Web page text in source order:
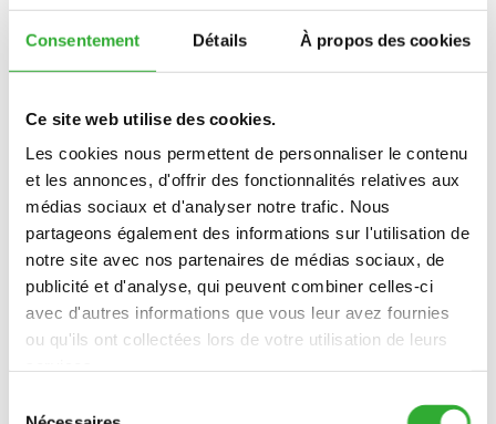
Consentement Détails À propos des cookies
Ce site web utilise des cookies.
Les cookies nous permettent de personnaliser le contenu
et les annonces, d'offrir des fonctionnalités relatives aux
médias sociaux et d'analyser notre trafic. Nous
partageons également des informations sur l'utilisation de
notre site avec nos partenaires de médias sociaux, de
publicité et d'analyse, qui peuvent combiner celles-ci
avec d'autres informations que vous leur avez fournies
ou qu'ils ont collectées lors de votre utilisation de leurs
DÉCOUVREZ
FOURCHE
À
PALETTES
AVEC
RÉGLAGE
HYDRAULIQUE
PINCES POUR FOURCHES À PALETTES